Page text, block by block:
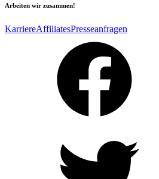
Arbeiten wir zusammen!
KarriereAffiliatesPresseanfragen